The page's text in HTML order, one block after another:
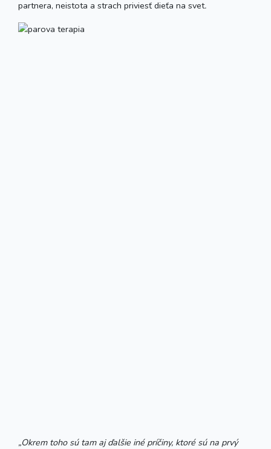
partnera, neistota a strach priviesť dieťa na svet.
„Okrem toho sú tam aj ďalšie iné príčiny, ktoré sú na prvý